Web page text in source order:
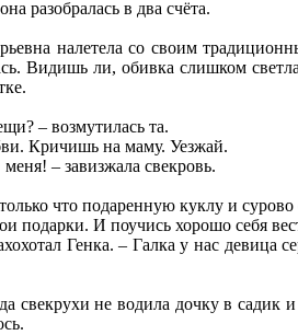
разобралась в два счёта.
налетела со своим
Видишь ли, обивка слишком
– возмутилась та.
Кричишь на маму. Уезжай.
– завизжала свекровь.
что подаренную куклу и сурово
подарки. И поучись хорошо себя
Генка. – Галка у нас
свекрухи не водила дочку в садик